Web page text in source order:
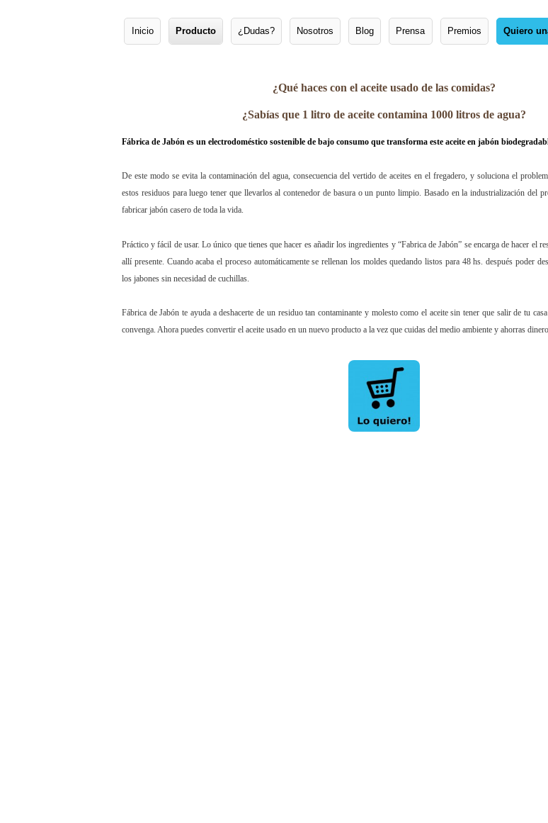
Menú principal
Ir al contenido principal
Ir al contenido secundario
Inicio Producto ¿Dudas? Nosotros Blog Prensa Premios Quiero
¿Qué haces con el aceite usado de las comidas?
¿Sabías que 1 litro de aceite contamina 1000 litros de agua?
Fábrica de Jabón es un electrodoméstico sostenible de bajo consumo que transforma este aceite en jabón
De este modo se evita la contaminación del agua, consecuencia del vertido de aceites en el fregadero, y soluciona el
estos residuos para luego tener que llevarlos al contenedor de basura o un punto limpio. Basado en la industrialización del
fabricar jabón casero de toda la vida.
Práctico y fácil de usar. Lo único que tienes que hacer es añadir los ingredientes y “Fabrica de Jabón” se encarga de hacer el
allí presente. Cuando acaba el proceso automáticamente se rellenan los moldes quedando listos para 48 hs. después poder
los jabones sin necesidad de cuchillas.
Fábrica de Jabón te ayuda a deshacerte de un residuo tan contaminante y molesto como el aceite sin tener que salir de tu
convenga. Ahora puedes convertir el aceite usado en un nuevo producto a la vez que cuidas del medio ambiente y ahorras